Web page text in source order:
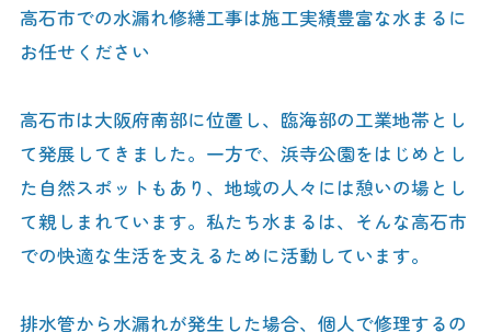
高石市での水漏れ修繕工事は施工実績豊富な水まるに
お任せください
高石市は大阪府南部に位置し、臨海部の工業地帯とし
て発展してきました。一方で、浜寺公園をはじめとし
た自然スポットもあり、地域の人々には憩いの場とし
て親しまれています。私たち水まるは、そんな高石市
での快適な生活を支えるために活動しています。
排水管から水漏れが発生した場合、個人で修理するの